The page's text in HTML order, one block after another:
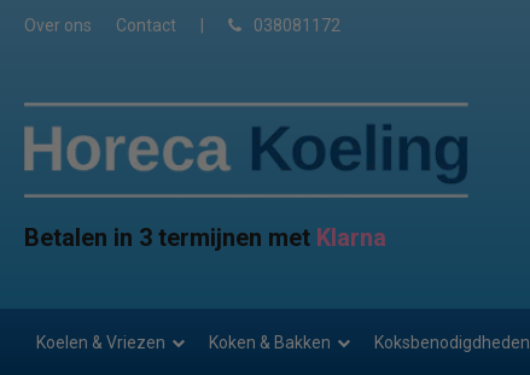
Over ons Contact 038081172
Betalen in 3 termijnen met Klarna
Koelen & Vriezen Koken & Bakken Koksbenodigdheden